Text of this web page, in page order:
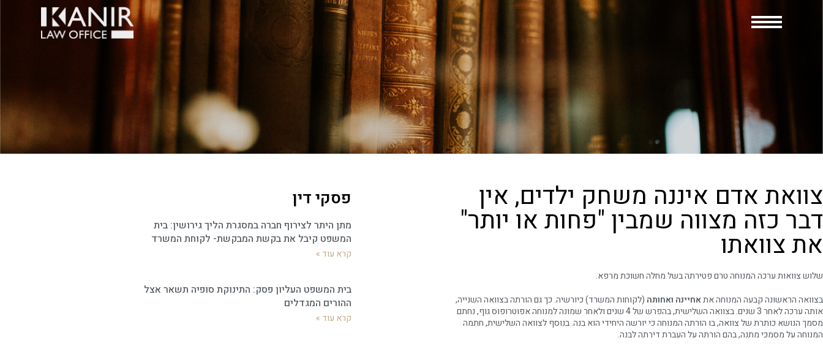
צוואת אדם איננה משחק ילדים, אין
דבר כזה מצווה שמבין "פחות או יותר"
את צוואתו
שלוש צוואות ערכה המנוחה טרם פטירתה בשל מחלה חשוכת מרפא.
בצוואה הראשונה קבעה המנוחה אתאחיינה ואחותה (לקוחות המשרד) כיורשיה. כך גם הורתה בצוואה השנייה,
אותה ערכה לאחר 3 שנים. בצוואה השלישית, בהפרש של 4 שנים ולאחר שמונה למנוחה אפוטרופוס גוף, נחתם
מסמך הנושא כותרת של צוואה, בו הורתה המנוחה כי יורשה היחידי הוא בנה. בנוסף לצוואה השלישית, חתמה
המנוחה על מסמכי מתנה, בהם הורתה על העברת דירתה לבנה.
פסקי דין
מתן היתר לצירוף חברה במסגרת הליך גירושין: בית
המשפט קיבל את בקשת המבקשת- לקוחת המשרד
קרא עוד »
בית המשפט העליון פסק: התינוקת סופיה תשאר אצל
ההורים המגדלים
קרא עוד »